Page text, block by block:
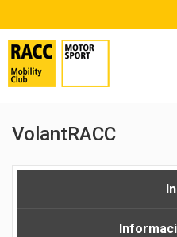
VolantRACC